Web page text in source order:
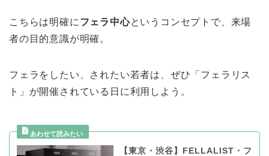
こちらは明確に フェラ中心というコンセプトで、来場
者の目的意識が明確。
フェラをしたい、されたい若者は、ぜひ「フェラリス
ト」が開催されている日に利用しよう。
【東京・渋谷】FELLALIST・フ